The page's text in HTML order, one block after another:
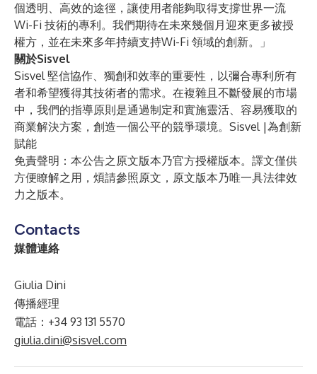
個透明、高效的途徑，讓使用者能夠取得支撐世界一流
Wi-Fi 技術的專利。我們期待在未來幾個月迎來更多被授
權方，並在未來多年持續支持Wi-Fi 領域的創新。」
關於Sisvel
Sisvel 堅信協作、獨創和效率的重要性，以彌合專利所有
者和希望獲得其技術者的需求。在複雜且不斷發展的市場
中，我們的指導原則是通過制定和實施靈活、容易獲取的
商業解決方案，創造一個公平的競爭環境。Sisvel |為創新
賦能
免責聲明：本公告之原文版本乃官方授權版本。譯文僅供
方便瞭解之用，煩請參照原文，原文版本乃唯一具法律效
力之版本。
Contacts
媒體連絡
Giulia Dini
傳播經理
電話：+34 93 131 5570
giulia.dini@sisvel.com